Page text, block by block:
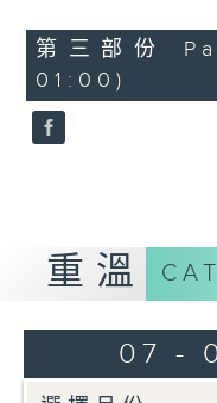
第三部份
01:00)
重溫
07 -